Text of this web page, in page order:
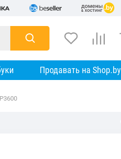
Продавать на Shop.by